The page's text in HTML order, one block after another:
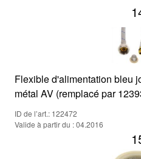
Flexible d'alimentation bleu
métal AV (remplacé par
ID de l’art.: 122472
Valide à partir du : 04.2016